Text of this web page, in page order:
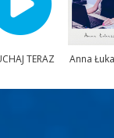
TERAZ Anna